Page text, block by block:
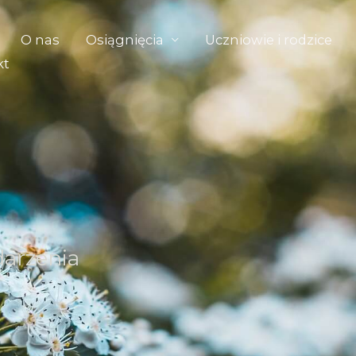
O nas Osiągnięcia Uczniowie i rodzice